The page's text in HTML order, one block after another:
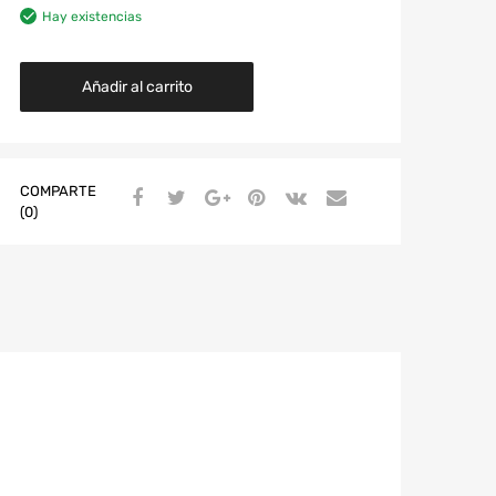
Hay existencias
Añadir al carrito
COMPARTE
(0)